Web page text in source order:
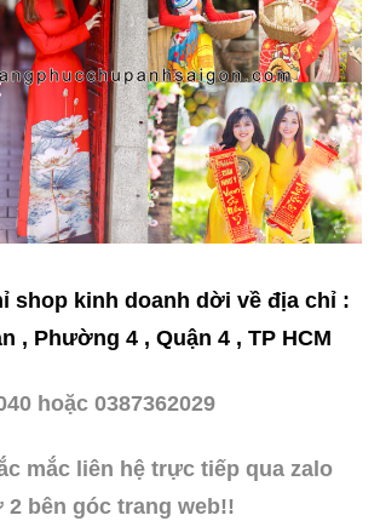
shop kinh doanh dời về địa chỉ :
, Phường 4 , Quận 4 , TP HCM
hoặc 0387362029
mắc liên hệ trực tiếp qua zalo
2 bên góc trang web!!